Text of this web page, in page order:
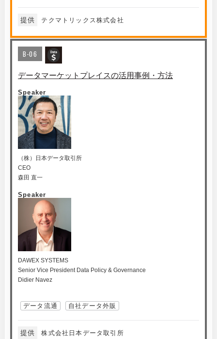
提供 テクマトリックス株式会社
B-06
データマーケットプレイスの活用事例・方法
Speaker
（株）日本データ取引所
CEO
森田 直一
Speaker
DAWEX SYSTEMS
Senior Vice President Data Policy & Governance
Didier Navez
データ流通 自社データ外販
提供 株式会社日本データ取引所